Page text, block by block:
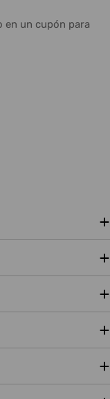
en un cupón para